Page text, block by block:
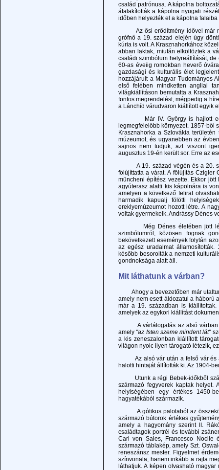
család patrónusa. A kápolna
átalakították a kápolna nyugati
időben helyezték el a kápolna
Az ősi erődítmény idővel már
grófnő a 19. század elején úgy
kúria is volt. A Krasznahorkához
abban laktak, miután elköltöztek a
családi szimbólum helyreállítását,
60-as éveiig romokban heverő
gazdasági és kulturális élet
hozzájárult a Magyar Tudományos
első felében mindketten angliai
világkiállításon bemutatta a
fontos megrendelést, mégpedig a
a Lánchíd várudvaron kiállított egyik
Már IV. György is hajlott egy
legmegfelelőbb környezet. 1857-ből
Krasznahorka a Szlovákia
múzeumot, és ugyanebben az
sajnos nem tudjuk, azt viszont
augusztus 19-én került sor. Erre az
A 19. század végén és a 20.
fölújíttatta a várat. A fölújítás Czigler
müncheni építész vezette. Ekkor
agyúterasz alatti kis kápolnára is
amelyen a következő felirat
harmadik kapualj fölötti
ereklyemúzeumot hozott létre. A
voltak gyermekeik. Andrássy Dénes
Még Dénes életében jött létre
szimbólumról, közösen fognak
bekövetkezett események folytán
az egész uradalmat
később besorolták a nemzeti
gondnoksága alatt áll.
Mit láthatunk a várban?
Ahogy a bevezetőben már
amely nem esett áldozatul a háború
már a 19. században is
amelyek az egykori kiállítást
A várlátogatás az alsó várban
amely "az Isten szeme mindent lát"
a kis zeneszalonban kiállított
világon nyolc ilyen tárogató létezik,
Az alsó vár után a felső vár és az
halotti hintaját állították ki. Az 1904-
Utunk a régi Bebek-időkből
származó fegyverek kaptak
helyiségében egy értékes 1450-
hagyatékából származik.
A gótikus palotaból az összekötő
származó bútorok értékes
amely a hagyomány szerint II.
családtagok portréi és további
Carl von Sales, Francesco Nocile
származó táblakép, amely Szt.
reneszánsz mester. Figyelmet
színvonala, hanem inkább a rajta
láthatjuk. A képen olvasható